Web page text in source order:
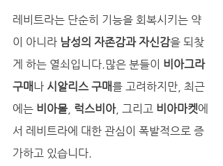
레비트라는 단순히 기능을 회복시키는 약
이 아니라 남성의 자존감과 자신감을 되찾
게 하는 열쇠입니다.많은 분들이 비아그라
구매나 시알리스 구매를 고려하지만, 최근
에는 비아몰, 럭스비아, 그리고 비아마켓에
서 레비트라에 대한 관심이 폭발적으로 증
가하고 있습니다.